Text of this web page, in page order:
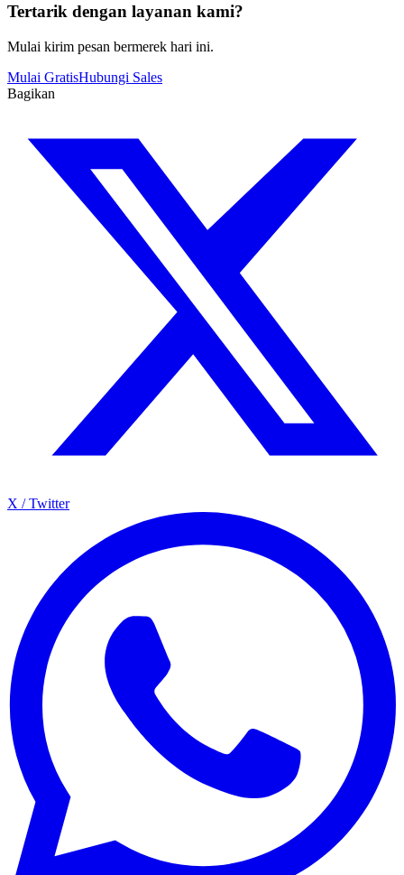
Tertarik dengan layanan kami?
Mulai kirim pesan bermerek hari ini.
Mulai GratisHubungi Sales
Bagikan
X / Twitter